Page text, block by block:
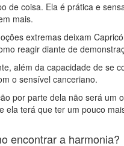
de coisa. Ela é prática e
mais.
extremas deixam
reagir diante de
além da capacidade de se
o sensível canceriano.
por parte dela não será um
ela terá que ter um pouco
encontrar a harmonia?